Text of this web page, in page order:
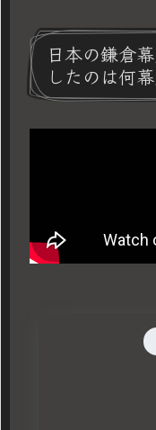
日本の鎌倉
したのは何